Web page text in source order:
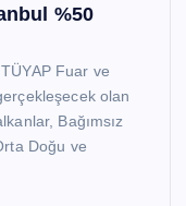
%50
Fuar ve
olan
Bağımsız
Doğu ve